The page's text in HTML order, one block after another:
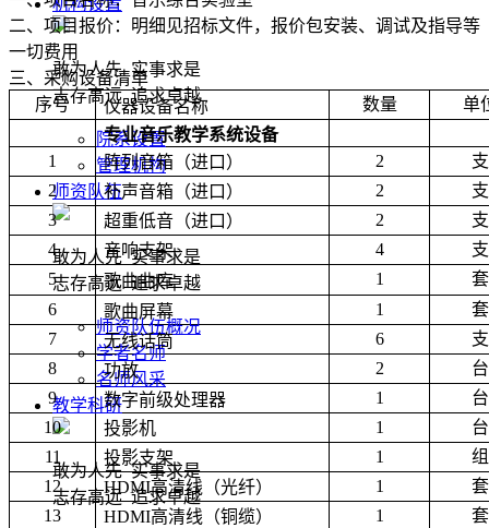
机构设置
敢为人先 实事求是
志存高远 追求卓越
院系设置
管理机构
师资队伍
敢为人先 实事求是
志存高远 追求卓越
师资队伍概况
学者名师
名师风采
教学科研
敢为人先 实事求是
志存高远 追求卓越
二、项目报价：明细见招标文件，报价包安装、调试及指导等
一切费用
三、采购设备清单
序号
仪器设备名称 数量
单
专业音乐教学系统设备
1
阵列音箱（进口） 2
支
2
补声音箱（进口） 2
支
3
超重低音（进口） 2
支
4
音响支架 4
支
5
歌曲曲库 1
套
6
歌曲屏幕 1
套
7
无线话筒 6
支
8
功放 2
台
9
数字前级处理器 1
台
10
投影机 1
台
11
投影支架 1
组
12
HDMI高清线（光纤） 1
套
13
HDMI高清线（铜缆） 1
套